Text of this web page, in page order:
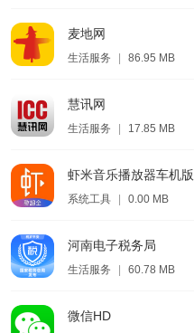
麦地网
生活服务 86.95 MB
慧讯网
生活服务 17.85 MB
虾米音乐播放器车机版
系统工具 0.00 MB
河南电子税务局
生活服务 60.78 MB
微信HD